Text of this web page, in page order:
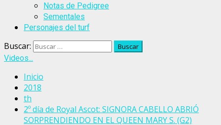
Notas de Pedigree
Sementales
Personajes del turf
Buscar:
Videos...
Inicio
2018
th
2º día de Royal Ascot: SIGNORA CABELLO ABRIÓ
SORPRENDIENDO EN EL QUEEN MARY S. (G2)